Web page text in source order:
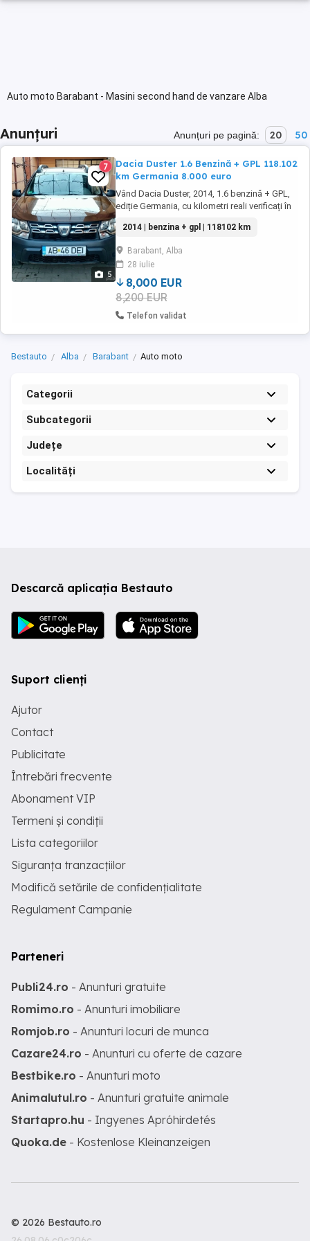
Auto moto Barabant - Masini second hand de vanzare Alba
Anunțuri Anunțuri pe pagină: 20 50
5
7
Dacia Duster 1.6 Benzină + GPL 118.102
km Germania 8.000 euro
Vând Dacia Duster, 2014, 1.6 benzină + GPL,
ediție Germania, cu kilometri reali verificați în
România doar aproximativ 2,5 ani, restul
timpului în Germania. Stare bună, întreținută.
Motorizare: 1.6 pe benzină + GPL omologat
Normă poluare: Euro 5 Culoare: maro
Transmisie: ...
2014 | benzina + gpl | 118102 km
Barabant, Alba
28 iulie
8,000 EUR
8,200 EUR
Telefon validat
Bestauto Alba Barabant Auto moto
Categorii
Subcategorii
Județe
Localități
Descarcă aplicația Bestauto
Suport clienți
Ajutor
Contact
Publicitate
Întrebări frecvente
Abonament VIP
Termeni și condiții
Lista categoriilor
Siguranța tranzacțiilor
Modifică setările de confidențialitate
Regulament Campanie
Parteneri
Publi24.ro - Anunturi gratuite
Romimo.ro - Anunturi imobiliare
Romjob.ro - Anunturi locuri de munca
Cazare24.ro - Anunturi cu oferte de cazare
Bestbike.ro - Anunturi moto
Animalutul.ro - Anunturi gratuite animale
Startapro.hu - Ingyenes Apróhirdetés
Quoka.de - Kostenlose Kleinanzeigen
© 2026 Bestauto.ro